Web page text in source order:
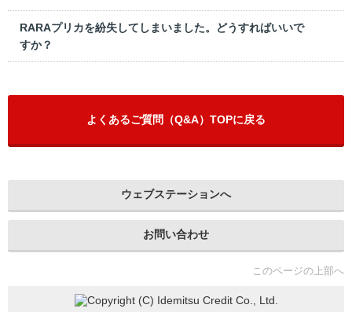
RARAプリカを紛失してしまいました。どうすればいいで
すか？
よくあるご質問（Q&A）TOPに戻る
ウェブステーションへ
お問い合わせ
このページの上部へ